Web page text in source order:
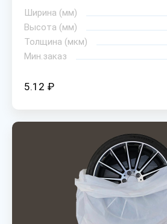
Ширина (мм)
Высота (мм)
Толщина (мкм)
Мин.заказ
5.12 ₽